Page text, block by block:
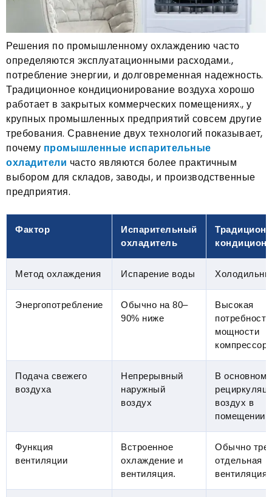
Решения по промышленному охлаждению часто
определяются эксплуатационными расходами.,
потребление энергии, и долговременная надежность.
Традиционное кондиционирование воздуха хорошо
работает в закрытых коммерческих помещениях., у
крупных промышленных предприятий совсем другие
требования. Сравнение двух технологий показывает,
почему промышленные испарительные
охладители часто являются более практичным
выбором для складов, заводы, и производственные
предприятия.
Фактор
Испарительный
охладитель
Метод охлаждения Испарение воды
Энергопотребление
Обычно на 80–
90% ниже
Высокая
мощности
компрессора
Подача свежего
воздуха
Непрерывный
наружный
воздух
В основном
воздух в
помещении
Функция
вентиляции
Встроенное
охлаждение и
вентиляция.
Обычно
отдельная
вентиляция.